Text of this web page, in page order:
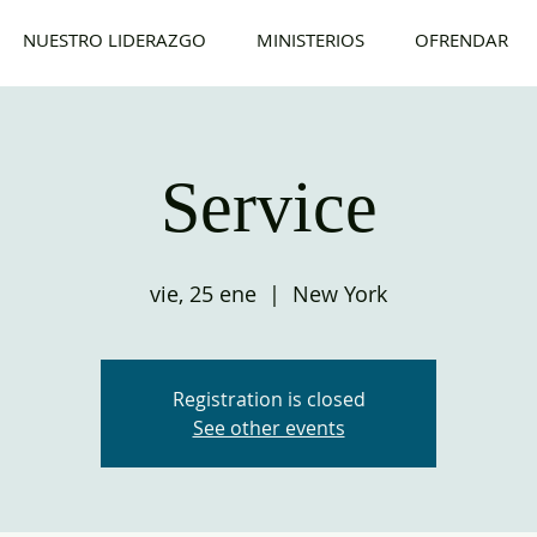
NUESTRO LIDERAZGO MINISTERIOS OFRENDAR
Service
vie, 25 ene
  |
New York
Registration is closed
See other events